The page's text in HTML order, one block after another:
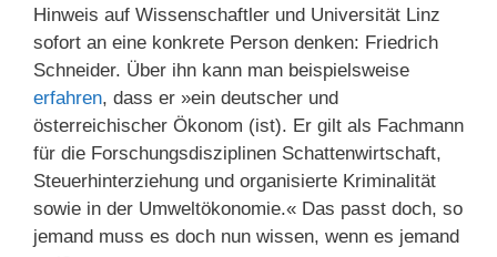
Hinweis auf Wissenschaftler und Universität Linz
sofort an eine konkrete Person denken: Friedrich
Schneider. Über ihn kann man beispielsweise
erfahren, dass er »ein deutscher und
österreichischer Ökonom (ist). Er gilt als Fachmann
für die Forschungsdisziplinen Schattenwirtschaft,
Steuerhinterziehung und organisierte Kriminalität
sowie in der Umweltökonomie.« Das passt doch, so
jemand muss es doch nun wissen, wenn es jemand